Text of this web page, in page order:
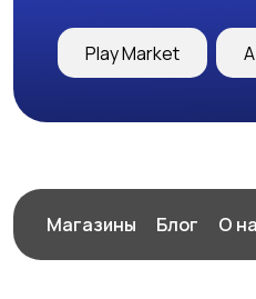
Play Market
Магазины Блог О